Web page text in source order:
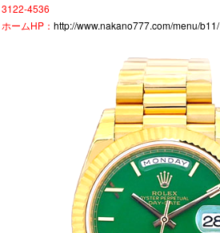
3122-4536
ホームHP： http://www.nakano777.com/menu/b11/